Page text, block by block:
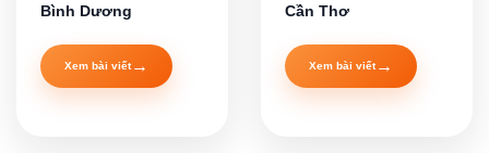
Bình Dương
Xem bài viết→
Cần Thơ
Xem bài viết→